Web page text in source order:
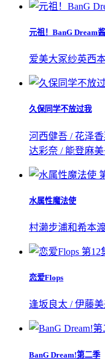
元祖！BanG Dream酱
爱美大冢纱英西
久保同学不放过我
河西健吾 / 花泽
达彩奈 / 能登麻
水属性魔法使
村濑步浦和希本
第12
恋爱Flops
逢坂良太 / 伊藤
BanG Dream!第二季